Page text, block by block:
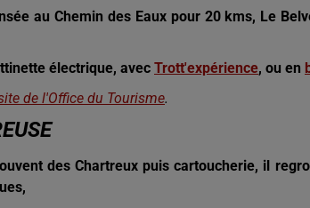
au Chemin des Eaux pour 20 kms, Le
électrique, avec Trott'expérience, ou en
de l'Office du Tourisme.
des Chartreux puis cartoucherie, il